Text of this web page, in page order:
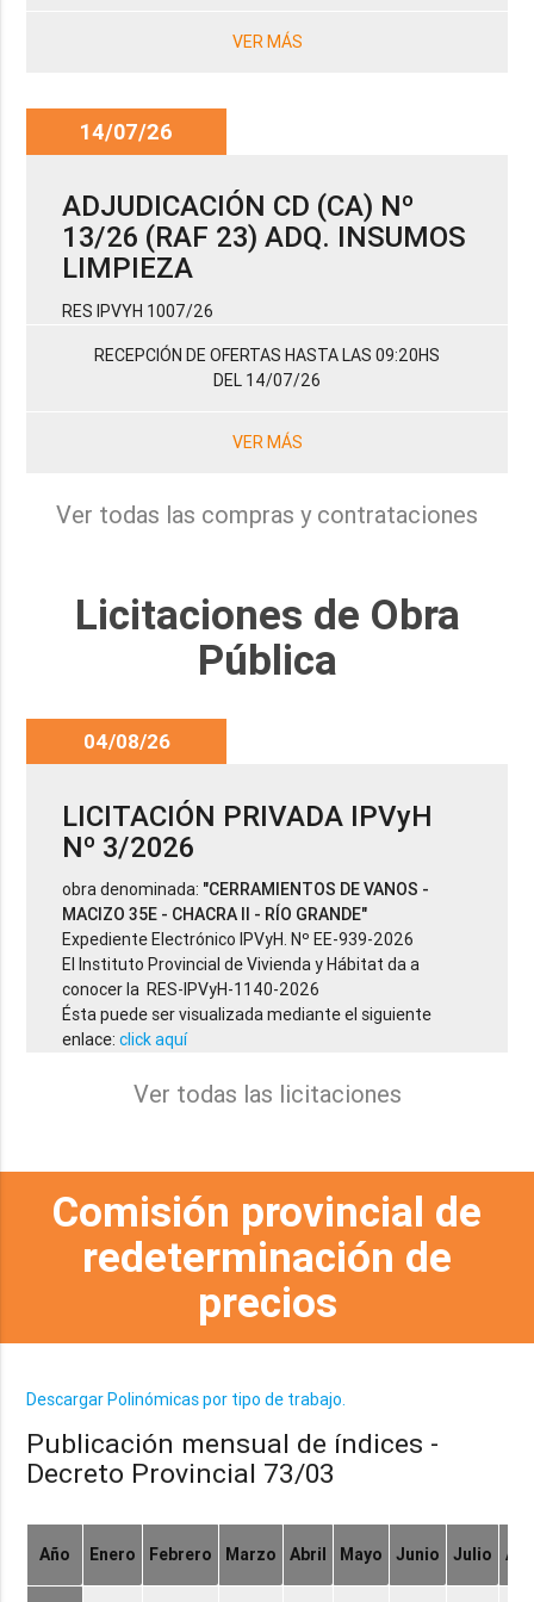
VER MÁS
14/07/26
ADJUDICACIÓN CD (CA) Nº
13/26 (RAF 23) ADQ. INSUMOS
LIMPIEZA
RES IPVYH 1007/26
RECEPCIÓN DE OFERTAS HASTA LAS 09:20HS
DEL 14/07/26
VER MÁS
Ver todas las compras y contrataciones
Licitaciones de Obra
Pública
04/08/26
LICITACIÓN PRIVADA IPVyH
Nº 3/2026
obra denominada: "CERRAMIENTOS DE VANOS -
MACIZO 35E - CHACRA II - RÍO GRANDE"
Expediente Electrónico IPVyH. Nº EE-939-2026
El Instituto Provincial de Vivienda y Hábitat da a
conocer la RES-IPVyH-1140-2026
Ésta puede ser visualizada mediante el siguiente
enlace:click aquí
Ver todas las licitaciones
Comisión provincial de
redeterminación de
precios
Descargar Polinómicas por tipo de trabajo.
Publicación mensual de índices -
Decreto Provincial 73/03
Año Enero Febrero Marzo Abril Mayo Junio Julio